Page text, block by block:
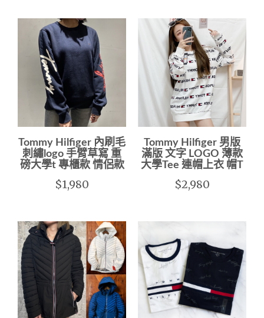
Tommy Hilfiger 內刷毛
刺繡logo 手臂草寫 重
磅大學t 專櫃款 情侶款
$1,980
Tommy Hilfiger 男版
滿版 文字 LOGO 薄款
大學Tee 連帽上衣 帽T
$2,980